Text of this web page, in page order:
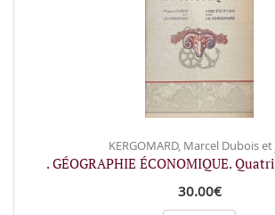
KERGOMARD, Marcel Dubois et
. GÉOGRAPHIE ÉCONOMIQUE.
30.00€